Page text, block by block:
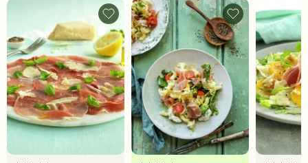
Spekeskinke
med
parmesan
og
basilikum
-
legg
til
favoritter
Pastasalat
med
spekeskinke
-
legg
favoritter